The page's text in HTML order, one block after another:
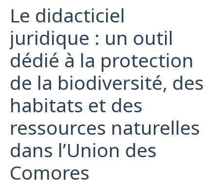
Le didacticiel
juridique : un outil
dédié à la protection
de la biodiversité, des
habitats et des
ressources naturelles
dans l’Union des
Comores